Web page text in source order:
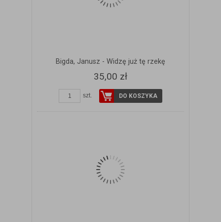
Bigda, Janusz - Widzę już tę rzekę
35,00 zł
szt. DO KOSZYKA